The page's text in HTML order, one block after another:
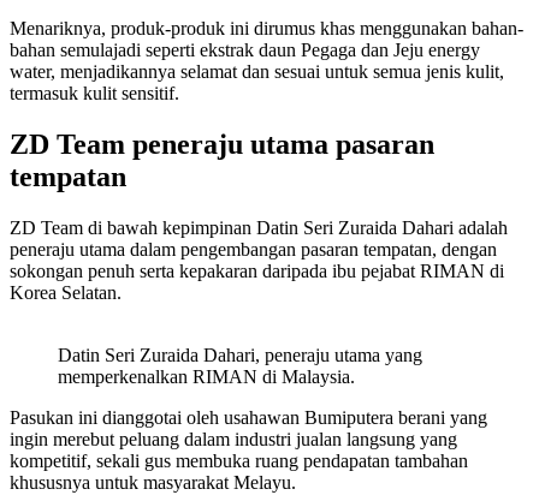
Menariknya, produk-produk ini dirumus khas menggunakan bahan-
bahan semulajadi seperti ekstrak daun Pegaga dan Jeju energy
water, menjadikannya selamat dan sesuai untuk semua jenis kulit,
termasuk kulit sensitif.
ZD Team peneraju utama pasaran
tempatan
ZD Team di bawah kepimpinan Datin Seri Zuraida Dahari adalah
peneraju utama dalam pengembangan pasaran tempatan, dengan
sokongan penuh serta kepakaran daripada ibu pejabat RIMAN di
Korea Selatan.
Datin Seri Zuraida Dahari, peneraju utama yang
memperkenalkan RIMAN di Malaysia.
Pasukan ini dianggotai oleh usahawan Bumiputera berani yang
ingin merebut peluang dalam industri jualan langsung yang
kompetitif, sekali gus membuka ruang pendapatan tambahan
khususnya untuk masyarakat Melayu.